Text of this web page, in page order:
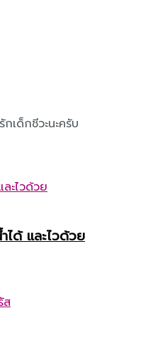
เด็กชีวะนะครับ
ได้ และไวด้วย